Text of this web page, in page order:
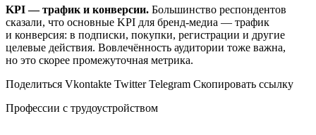
KPI — трафик и конверсии. Большинство респондентов
сказали, что основные KPI для бренд-медиа — трафик
и конверсия: в подписки, покупки, регистрации и другие
целевые действия. Вовлечённость аудитории тоже важна,
но это скорее промежуточная метрика.
Поделиться Vkontakte Twitter Telegram Скопировать ссылку
Профессии с трудоустройством